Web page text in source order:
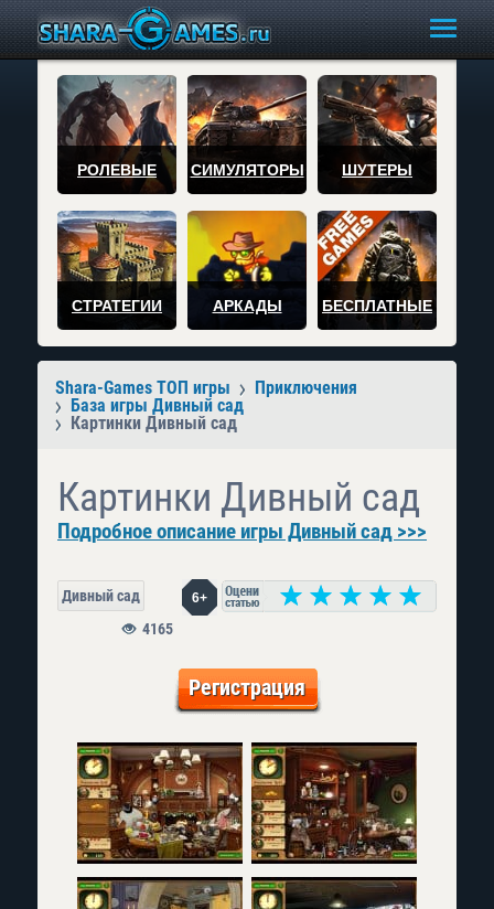
РОЛЕВЫЕ СИМУЛЯТОРЫ ШУТЕРЫ
СТРАТЕГИИ АРКАДЫ БЕСПЛАТНЫЕ
Shara-Games ТОП игры
Приключения
База игры Дивный сад
Картинки Дивный сад
Картинки Дивный сад
Подробное описание игры Дивный сад >>>
Дивный сад 6+
4165
Регистрация